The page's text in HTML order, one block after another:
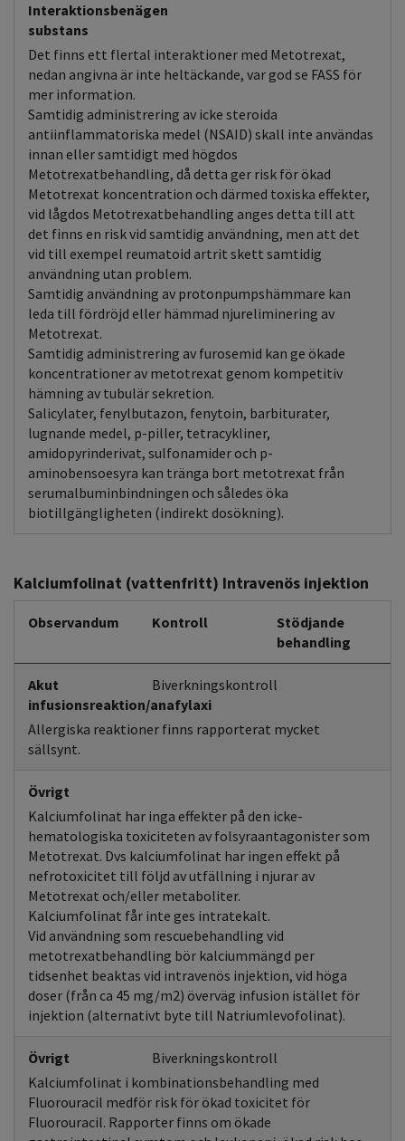
Interaktionsbenägen
substans
Det finns ett flertal interaktioner med Metotrexat,
nedan angivna är inte heltäckande, var god se FASS för
mer information.
Samtidig administrering av icke steroida
antiinflammatoriska medel (NSAID) skall inte användas
innan eller samtidigt med högdos
Metotrexatbehandling, då detta ger risk för ökad
Metotrexat koncentration och därmed toxiska effekter,
vid lågdos Metotrexatbehandling anges detta till att
det finns en risk vid samtidig användning, men att det
vid till exempel reumatoid artrit skett samtidig
användning utan problem.
Samtidig användning av protonpumpshämmare kan
leda till fördröjd eller hämmad njureliminering av
Metotrexat.
Samtidig administrering av furosemid kan ge ökade
koncentrationer av metotrexat genom kompetitiv
hämning av tubulär sekretion.
Salicylater, fenylbutazon, fenytoin, barbiturater,
lugnande medel, p-piller, tetracykliner,
amidopyrinderivat, sulfonamider och p-
aminobensoesyra kan tränga bort metotrexat från
serumalbuminbindningen och således öka
biotillgängligheten (indirekt dosökning).
Kalciumfolinat (vattenfritt) Intravenös injektion
Observandum Kontroll
Stödjande
behandling
Akut
infusionsreaktion/anafylaxi
Biverkningskontroll
Allergiska reaktioner finns rapporterat mycket
sällsynt.
Övrigt
Kalciumfolinat har inga effekter på den icke-
hematologiska toxiciteten av folsyraantagonister som
Metotrexat. Dvs kalciumfolinat har ingen effekt på
nefrotoxicitet till följd av utfällning i njurar av
Metotrexat och/eller metaboliter.
Kalciumfolinat får inte ges intratekalt.
Vid användning som rescuebehandling vid
metotrexatbehandling bör kalciummängd per
tidsenhet beaktas vid intravenös injektion, vid höga
doser (från ca 45 mg/m2) överväg infusion istället för
injektion (alternativt byte till Natriumlevofolinat).
Övrigt
Biverkningskontroll
Kalciumfolinat i kombinationsbehandling med
Fluorouracil medför risk för ökad toxicitet för
Fluorouracil. Rapporter finns om ökade